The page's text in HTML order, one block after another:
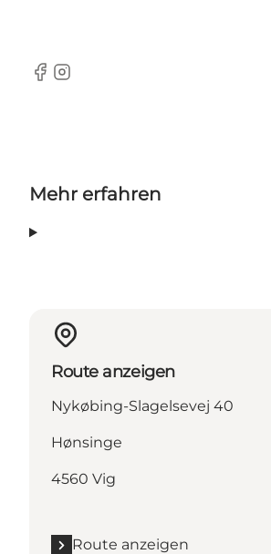
Facebook
Instagram
Mehr erfahren
Route anzeigen
Nykøbing-Slagelsevej 40
Hønsinge
4560 Vig
Route anzeigen